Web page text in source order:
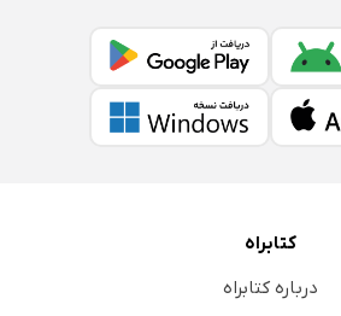
کتابراه
درباره کتابراه